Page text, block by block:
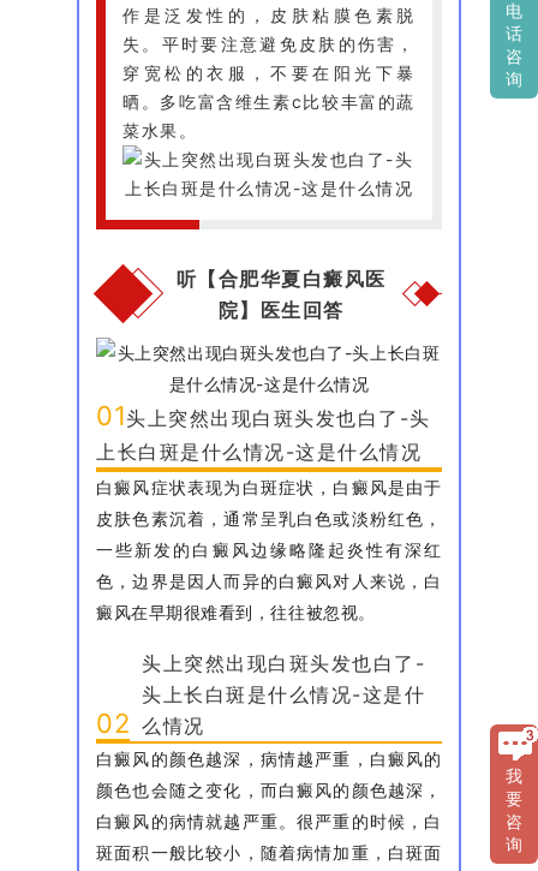
作是泛发性的，皮肤粘膜色素脱
失。平时要注意避免皮肤的伤害，
穿宽松的衣服，不要在阳光下暴
晒。多吃富含维生素c比较丰富的蔬
菜水果。
听【合肥华夏白癜风医
院】医生回答
01头上突然出现白斑头发也白了-头
上长白斑是什么情况-这是什么情况
白癜风症状表现为白斑症状，白癜风是由于
皮肤色素沉着，通常呈乳白色或淡粉红色，
一些新发的白癜风边缘略隆起炎性有深红
色，边界是因人而异的白癜风对人来说，白
癜风在早期很难看到，往往被忽视。
02
头上突然出现白斑头发也白了-
头上长白斑是什么情况-这是什
么情况
白癜风的颜色越深，病情越严重，白癜风的
颜色也会随之变化，而白癜风的颜色越深，
白癜风的病情就越严重。很严重的时候，白
斑面积一般比较小，随着病情加重，白斑面
我
要
咨
询
电
话
咨
询